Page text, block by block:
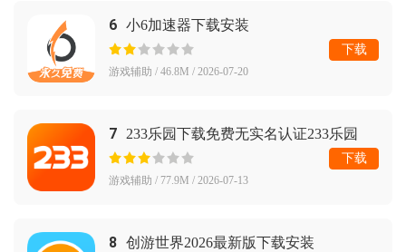
6 小6加速器下载安装
游戏辅助 / 46.8M / 2026-07-20
下载
7 233乐园下载免费无实名认证233乐园
游戏辅助 / 77.9M / 2026-07-13
下载
8 创游世界2026最新版下载安装